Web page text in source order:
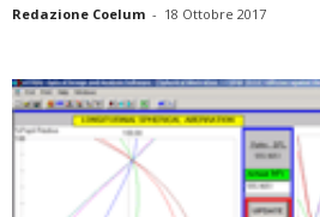
Redazione Coelum - 18 Ottobre 2017